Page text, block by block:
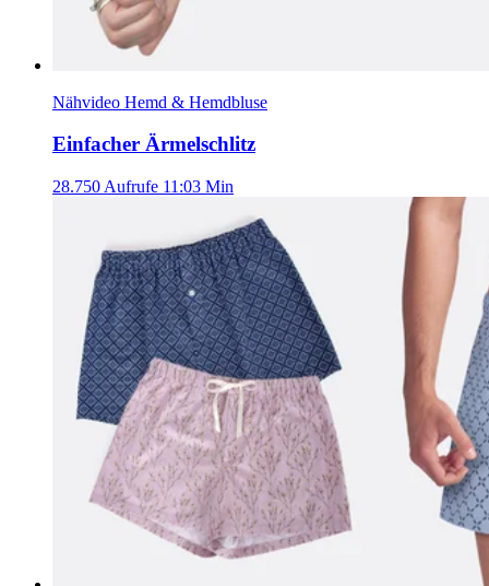
Nähvideo Hemd & Hemdbluse
Einfacher Ärmelschlitz
28.750 Aufrufe 11:03 Min